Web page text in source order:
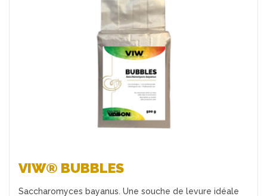
Favoris
VIW® BUBBLES
Saccharomyces bayanus. Une souche de levure idéale